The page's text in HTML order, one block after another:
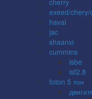
exeed/chery/
haval
jac
shaanxi
cummins
isbe
isf2.8
foton 5 тон